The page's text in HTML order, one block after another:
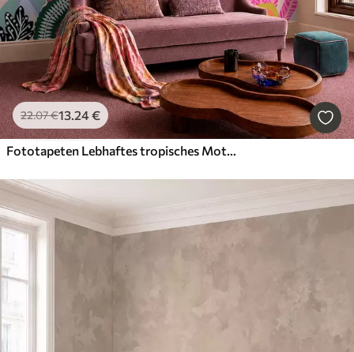
22.07€13.24€
Fototapeten Lebhaftes tropisches Motiv mit Blumen, Blättern und bunten Früchten